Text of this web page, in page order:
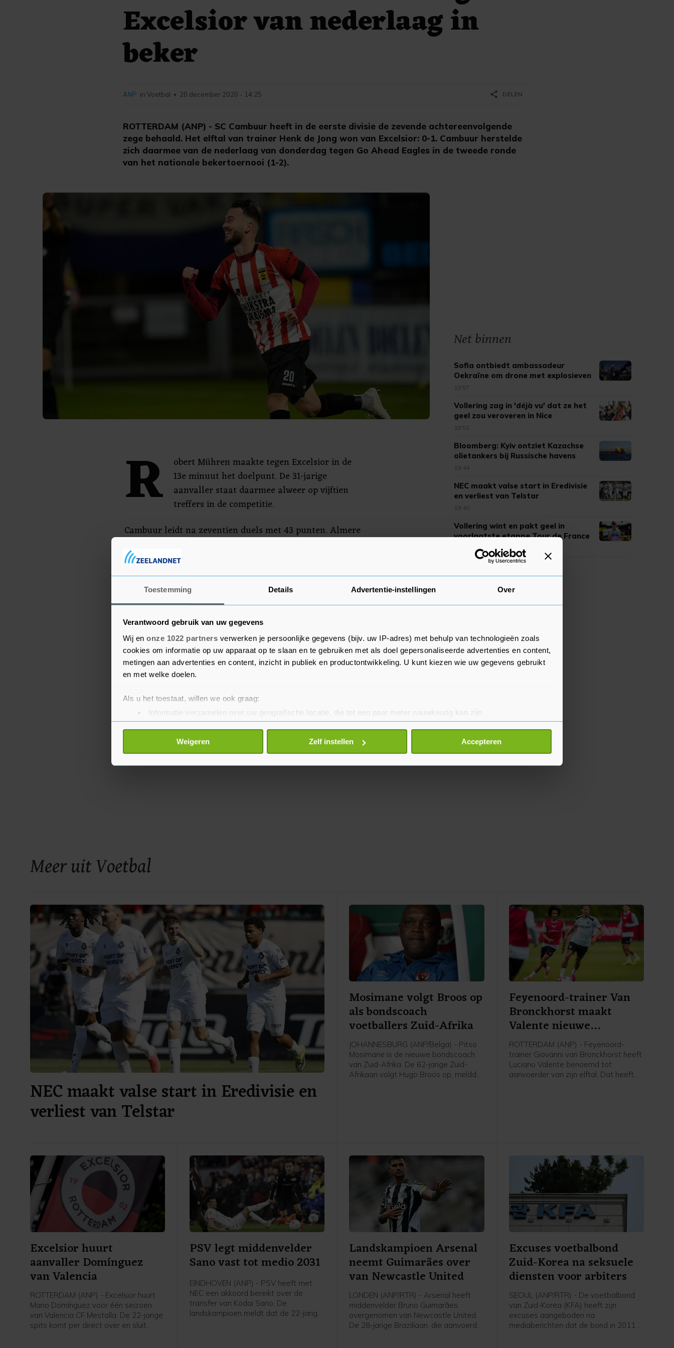
Toestemming Details Advertentie-instellingen Over
Verantwoord gebruik van uw gegevens
Wij en onze 1022 partners verwerken je persoonlijke gegevens (bijv. uw IP-adres) met behulp van technologieën zoals
cookies om informatie op uw apparaat op te slaan en te gebruiken met als doel gepersonaliseerde advertenties en content,
metingen aan advertenties en content, inzicht in publiek en productontwikkeling. U kunt kiezen wie uw gegevens gebruikt
en met welke doelen.
Als u het toestaat, willen we ook graag:
Informatie verzamelen over uw geografische locatie, die tot een paar meter nauwkeurig kan zijn
Uw apparaat identificeren door het actief te scannen op specifieke eigenschappen (fingerprinting)
Lees meer over hoe uw persoonlijke gegevens worden verwerkt en stel uw voorkeuren in het
detailgedeelte
toestemming op elk moment wijzigen of intrekken in de Cookieverklaring.
Weigeren Zelf instellen Accepteren
Excelsior van nederlaag in
beker
ROTTERDAM (ANP) - SC Cambuur heeft in de eerste divisie de zevende achtereenvolgende
zege behaald. Het elftal van trainer Henk de Jong won van Excelsior: 0-1. Cambuur herstelde
zich daarmee van de nederlaag van donderdag tegen Go Ahead Eagles in de tweede ronde
van het nationale bekertoernooi (1-2).
ANP in Voetbal • 20 december 2020 - 14:25 share DELEN
R
obert Mühren maakte tegen Excelsior in de
13e minuut het doelpunt. De 31-jarige
aanvaller staat daarmee alweer op vijftien
treffers in de competitie.
Cambuur leidt na zeventien duels met 43 punten. Almere
speelt maandag tegen Jong PSV. De Graafschap volgt op
de derde plaats met 35 punten uit zeventien wedstrijden.
De nummers 1 en 2 promoveren rechtstreeks naar de
Meer uit Voetbal
NEC maakt valse start in Eredivisie en
verliest van Telstar
Mosimane volgt Broos op
als bondscoach
voetballers Zuid-Afrika
JOHANNESBURG (ANP/Belga) - Pitso
Mosimane is de nieuwe bondscoach
van Zuid-Afrika. De 62-jarige Zuid-
Afrikaan volgt Hugo Broos op, meldde
Feyenoord-trainer Van
Bronckhorst maakt
Valente nieuwe
aanvoerder
ROTTERDAM (ANP) - Feyenoord-
trainer Giovanni van Bronckhorst heeft
Luciano Valente benoemd tot
aanvoerder van zijn elftal. Dat heeft
Excelsior huurt
aanvaller Domínguez
van Valencia
ROTTERDAM (ANP) - Excelsior huurt
Mario Domínguez voor één seizoen
van Valencia CF Mestalla. De 22-jarige
spits komt per direct over en sluit
PSV legt middenvelder
Sano vast tot medio 2031
EINDHOVEN (ANP) - PSV heeft met
NEC een akkoord bereikt over de
transfer van Kodai Sano. De
landskampioen meldt dat de 22-jarige
Landskampioen Arsenal
neemt Guimarães over
van Newcastle United
LONDEN (ANP/RTR) - Arsenal heeft
middenvelder Bruno Guimarães
overgenomen van Newcastle United.
De 28-jarige Braziliaan, die aanvoerder
Excuses voetbalbond
Zuid-Korea na seksuele
diensten voor arbiters
SEOUL (ANP/RTR) - De voetbalbond
van Zuid-Korea (KFA) heeft zijn
excuses aangeboden na
mediaberichten dat de bond in 2011
Net binnen
Sofia ontbiedt ambassadeur
Oekraïne om drone met explosieven
19:57
Vollering zag in 'déjà vu' dat ze het
geel zou veroveren in Nice
18:52
Bloomberg: Kyiv ontziet Kazachse
olietankers bij Russische havens
18:44
NEC maakt valse start in Eredivisie
en verliest van Telstar
18:40
Vollering wint en pakt geel in
voorlaatste etappe Tour de France